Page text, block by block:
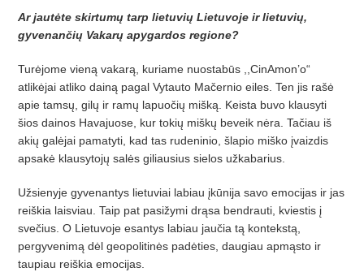
Ar jautėte skirtumų tarp lietuvių Lietuvoje ir lietuvių,
gyvenančių Vakarų apygardos regione?
Turėjome vieną vakarą, kuriame nuostabūs ,,CinAmon’o“
atlikėjai atliko dainą pagal Vytauto Mačernio eiles. Ten jis rašė
apie tamsų, gilų ir ramų lapuočių mišką. Keista buvo klausyti
šios dainos Havajuose, kur tokių miškų beveik nėra. Tačiau iš
akių galėjai pamatyti, kad tas rudeninio, šlapio miško įvaizdis
apsakė klausytojų salės giliausius sielos užkabarius.
Užsienyje gyvenantys lietuviai labiau įkūnija savo emocijas ir jas
reiškia laisviau. Taip pat pasižymi drąsa bendrauti, kviestis į
svečius. O Lietuvoje esantys labiau jaučia tą kontekstą,
pergyvenimą dėl geopolitinės padėties, daugiau apmąsto ir
taupiau reiškia emocijas.